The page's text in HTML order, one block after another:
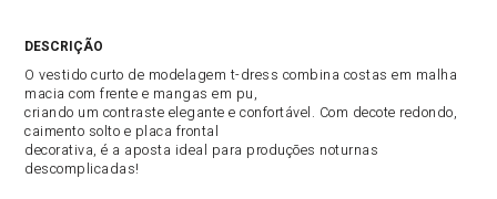
O vestido curto de modelagem t-dress combina costas em malha
macia com frente e mangas em pu,
criando um contraste elegante e confortável. Com decote redondo,
caimento solto e placa frontal
decorativa, é a aposta ideal para produções noturnas
descomplicadas!